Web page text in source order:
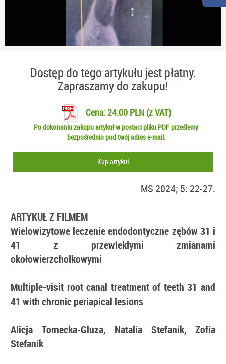
Dostęp do tego artykułu jest płatny.
Zapraszamy do zakupu!
Cena: 24.00 PLN (z VAT)
Po dokonaniu zakupu artykuł w postaci pliku PDF prześlemy
bezpośrednio pod twój adres e-mail.
Kup artykuł
MS 2024; 5: 22-27.
ARTYKUŁ Z FILMEM
Wielowizytowe leczenie endodontyczne zębów 31 i
41 z przewlekłymi zmianami
okołowierzchołkowymi
Multiple-visit root canal treatment of teeth 31 and
41 with chronic periapical lesions
Alicja Tomecka-Gluza, Natalia Stefanik, Zofia
Stefanik